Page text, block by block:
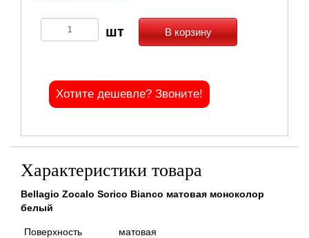
В корзину
Хотите дешевле? Звоните!
Характеристики товара
Bellagio Zocalo Sorico Bianco матовая моноколор
белый
Поверхность
матовая